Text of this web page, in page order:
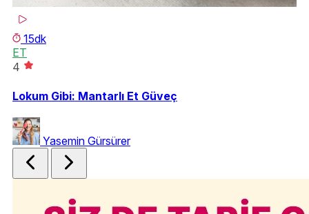
15dk
ET
4
Lokum Gibi: Mantarlı Et Güveç
Yasemin Gürsürer